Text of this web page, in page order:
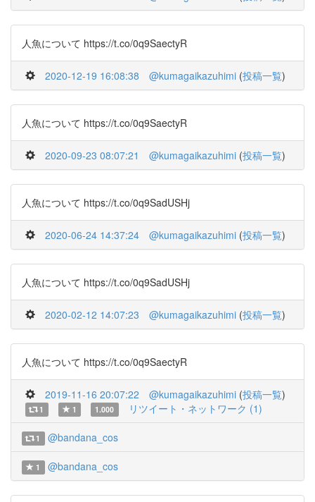
人魚について https://t.co/0q9SaectyR
2020-12-19 16:08:38 @kumagaikazuhimi (投稿一覧)
人魚について https://t.co/0q9SaectyR
2020-09-23 08:07:21 @kumagaikazuhimi (投稿一覧)
人魚について https://t.co/0q9SadUSHj
2020-06-24 14:37:24 @kumagaikazuhimi (投稿一覧)
人魚について https://t.co/0q9SadUSHj
2020-02-12 14:07:23 @kumagaikazuhimi (投稿一覧)
人魚について https://t.co/0q9SaectyR
2019-11-16 20:07:22 @kumagaikazuhimi (投稿一覧)
1 1 1.000 リツイート・ネットワーク (1)
1 @bandana_cos
1 @bandana_cos